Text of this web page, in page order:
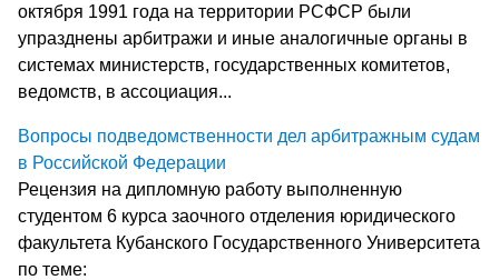
октября 1991 года на территории РСФСР были
упразднены арбитражи и иные аналогичные органы в
системах министерств, государственных комитетов,
ведомств, в ассоциация...
Вопросы подведомственности дел арбитражным судам
в Российской Федерации
Рецензия на дипломную работу выполненную
студентом 6 курса заочного отделения юридического
факультета Кубанского Государственного Университета
по теме: